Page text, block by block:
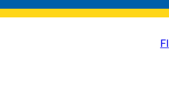
FI